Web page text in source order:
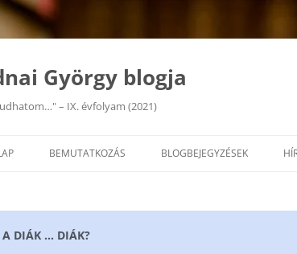
György blogja
– IX. évfolyam (2021)
BEMUTATKOZÁS BLOGBEJEGYZÉSEK
A DIÁK … DIÁK?